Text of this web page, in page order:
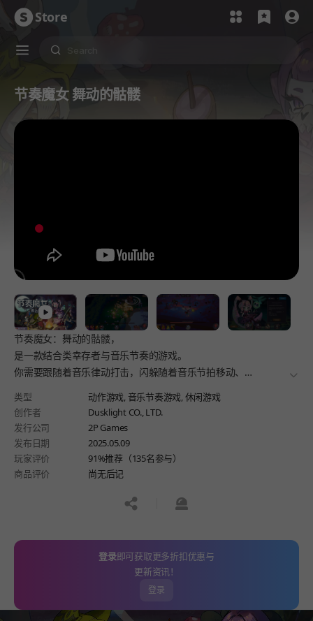
Store
节奏魔女 舞动的骷髅
节奏魔女：舞动的骷髅，
是一款结合类幸存者与音乐节奏的游戏。
你需要跟随着音乐律动打击，闪躲随着音乐节拍移动、
食尸鬼、巨龙......
더보
类型 动作游戏, 音乐节奏游戏, 休闲游戏
创作者
Dusklight CO., LTD.
发行公司
2P Games
发布日期
2025.05.09
玩家评价
91%推荐（135名参与）
商品评价
尚无后记
공유하기신고하기
登录即可获取更多折扣优惠与
更新资讯！
登录